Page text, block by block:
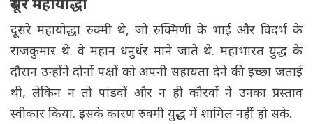
दूसरे महायोद्धा
दूसरे महायोद्धा रुक्मी थे, जो रुक्मिणी के भाई और विदर्भ के
राजकुमार थे. वे महान धनुर्धर माने जाते थे. महाभारत युद्ध के
दौरान उन्होंने दोनों पक्षों को अपनी सहायता देने की इच्छा जताई
थी, लेकिन न तो पांडवों और न ही कौरवों ने उनका प्रस्ताव
स्वीकार किया. इसके कारण रुक्मी युद्ध में शामिल नहीं हो सके.